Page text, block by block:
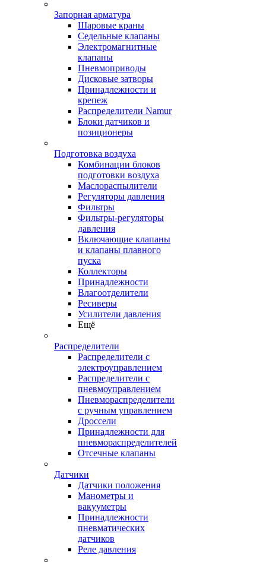
Запорная арматура
Шаровые краны
Седельные клапаны
Электромагнитные
клапаны
Пневмоприводы
Дисковые затворы
Принадлежности и
крепеж
Распределители Namur
Блоки датчиков и
позиционеры
Подготовка воздуха
Комбинации блоков
подготовки воздуха
Маслораспылители
Регуляторы давления
Фильтры
Фильтры-регуляторы
давления
Включающие клапаны
и клапаны плавного
пуска
Коллекторы
Принадлежности
Влагоотделители
Ресиверы
Усилители давления
Ещё
Распределители
Распределители с
электроуправлением
Распределители с
пневмоуправлением
Пневмораспределители
с ручным управлением
Дроссели
Принадлежности для
пневмораспределителей
Отсечные клапаны
Датчики
Датчики положения
Манометры и
вакууметры
Принадлежности
пневматических
датчиков
Реле давления